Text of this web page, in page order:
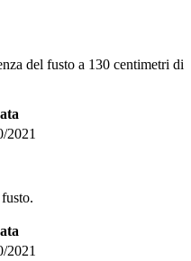
del fusto a 130 centimetri di
2021
2021